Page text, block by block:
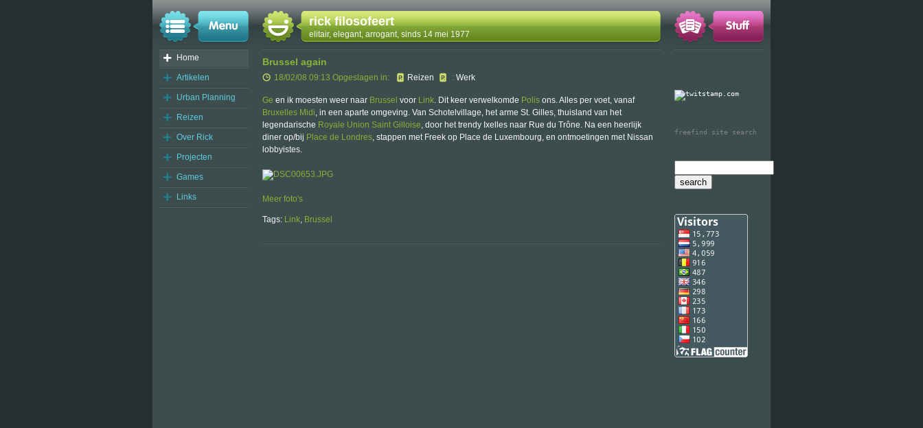
rick filosofeert
elitair, elegant, arrogant, sinds 14 mei 1977
Home
Artikelen
Urban Planning
Reizen
Over Rick
Projecten
Games
Links
freefind site search
Brussel again
18/02/08 09:13 Opgeslagen in: Reizen : Werk
Ge en ik moesten weer naar Brussel voor Link. Dit keer verwelkomde Polis ons. Alles per voet, vanaf
Bruxelles Midi, in een aparte omgeving. Van Schotelvillage, het arme St. Gilles, thuisland van het
legendarische Royale Union Saint Gilloise, door het trendy Ixelles naar Rue du Trône. Na een heerlijk
diner op/bij Place de Londres, stappen met Freek op Place de Luxembourg, en ontmoetingen met Nissan
lobbyistes.
Meer foto's
Tags: Link, Brussel